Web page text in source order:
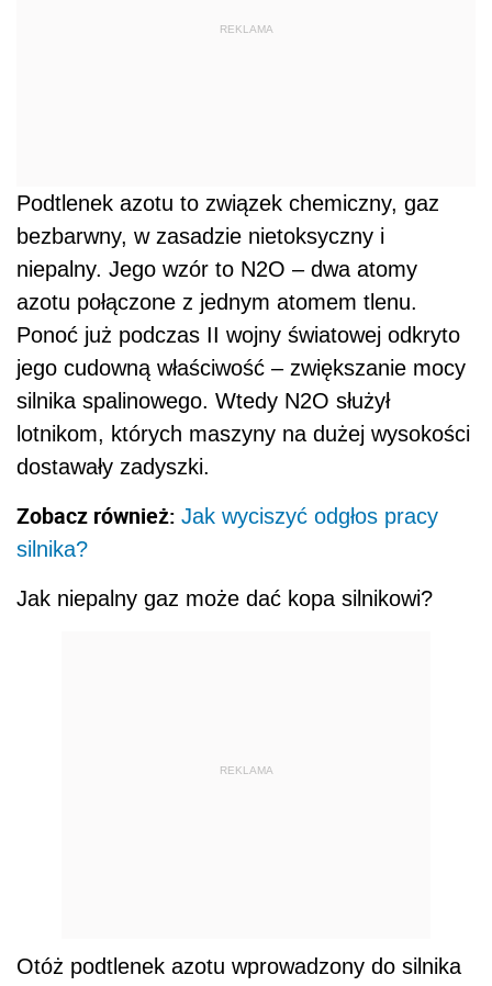
REKLAMA
Podtlenek azotu to związek chemiczny, gaz
bezbarwny, w zasadzie nietoksyczny i
niepalny. Jego wzór to N2O – dwa atomy
azotu połączone z jednym atomem tlenu.
Ponoć już podczas II wojny światowej odkryto
jego cudowną właściwość – zwiększanie mocy
silnika spalinowego. Wtedy N2O służył
lotnikom, których maszyny na dużej wysokości
dostawały zadyszki.
Zobacz również: Jak wyciszyć odgłos pracy
silnika?
Jak niepalny gaz może dać kopa silnikowi?
REKLAMA
Otóż podtlenek azotu wprowadzony do silnika